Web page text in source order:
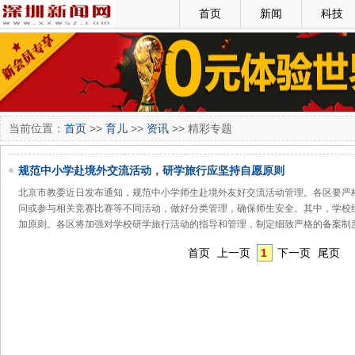
首页 新闻 科技
当前位置： 首页 >> 育儿 >> 资讯 >> 精彩专题
规范中小学赴境外交流活动，研学旅行应坚持自愿原则
北京市教委近日发布通知，规范中小学师生赴境外友好交流活动管理。各区要
问或参与相关竞赛比赛等不同活动，做好分类管理，确保师生安全。其中，学
加原则。各区将加强对学校研学旅行活动的指导和管理，制定细致严格的备案制
首页 上一页 1 下一页 尾页